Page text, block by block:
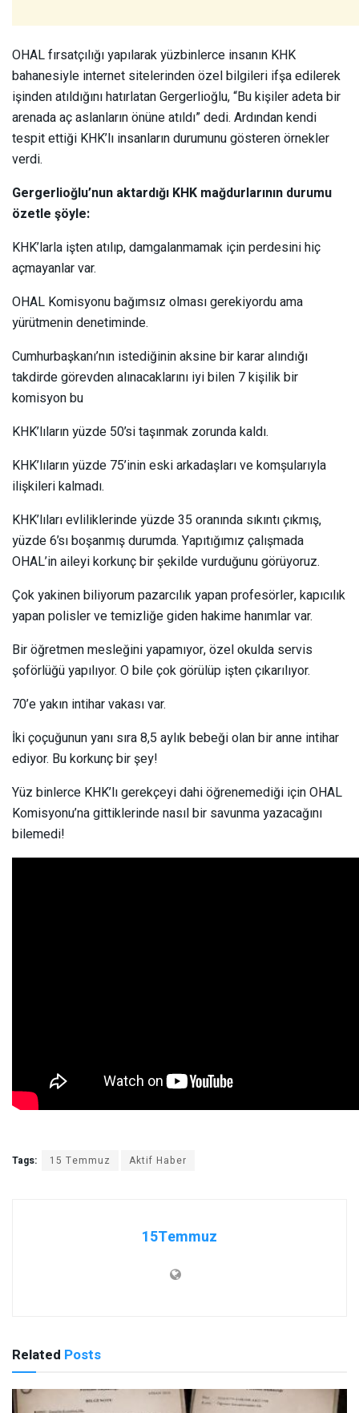
OHAL fırsatçılığı yapılarak yüzbinlerce insanın KHK
bahanesiyle internet sitelerinden özel bilgileri ifşa edilerek
işinden atıldığını hatırlatan Gergerlioğlu, “Bu kişiler adeta bir
arenada aç aslanların önüne atıldı” dedi. Ardından kendi
tespit ettiği KHK’lı insanların durumunu gösteren örnekler
verdi.
Gergerlioğlu’nun aktardığı KHK mağdurlarının durumu
özetle şöyle:
KHK’larla işten atılıp, damgalanmamak için perdesini hiç
açmayanlar var.
OHAL Komisyonu bağımsız olması gerekiyordu ama
yürütmenin denetiminde.
Cumhurbaşkanı’nın istediğinin aksine bir karar alındığı
takdirde görevden alınacaklarını iyi bilen 7 kişilik bir
komisyon bu
KHK’lıların yüzde 50’si taşınmak zorunda kaldı.
KHK’lıların yüzde 75’inin eski arkadaşları ve komşularıyla
ilişkileri kalmadı.
KHK’lıları evliliklerinde yüzde 35 oranında sıkıntı çıkmış,
yüzde 6’sı boşanmış durumda. Yapıtığımız çalışmada
OHAL’in aileyi korkunç bir şekilde vurduğunu görüyoruz.
Çok yakinen biliyorum pazarcılık yapan profesörler, kapıcılık
yapan polisler ve temizliğe giden hakime hanımlar var.
Bir öğretmen mesleğini yapamıyor, özel okulda servis
şoförlüğü yapılıyor. O bile çok görülüp işten çıkarılıyor.
70’e yakın intihar vakası var.
İki çoçuğunun yanı sıra 8,5 aylık bebeği olan bir anne intihar
ediyor. Bu korkunç bir şey!
Yüz binlerce KHK’lı gerekçeyi dahi öğrenemediği için OHAL
Komisyonu’na gittiklerinde nasıl bir savunma yazacağını
bilemedi!
Tags: 15 Temmuz Aktif Haber
15Temmuz
Related Posts